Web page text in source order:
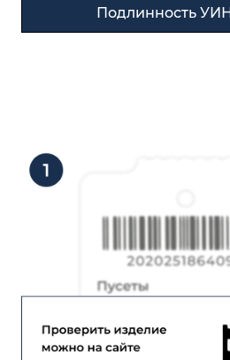
Подлинность УИН